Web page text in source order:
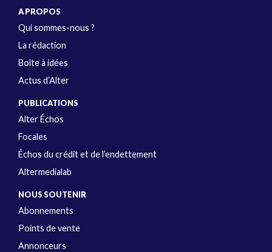
A PROPOS
Qui sommes-nous ?
La rédaction
Boîte à idées
Actus d’Alter
PUBLICATIONS
Alter Échos
Focales
Échos du crédit et de l’endettement
Altermedialab
NOUS SOUTENIR
Abonnements
Points de vente
Annonceurs